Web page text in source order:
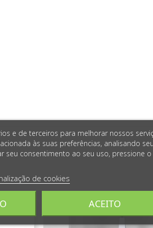
e de terceiros para melhorar nossos
às suas preferências, analisando
seu consentimento ao seu uso, pressione o
de cookies
ACEITO